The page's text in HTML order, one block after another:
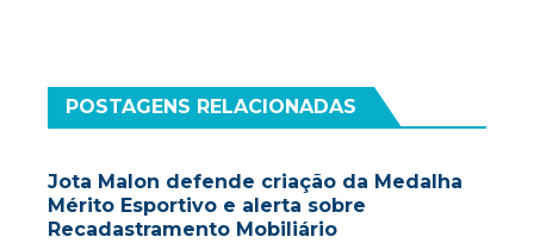
POSTAGENS RELACIONADAS
Jota Malon defende criação da Medalha
Mérito Esportivo e alerta sobre
Recadastramento Mobiliário